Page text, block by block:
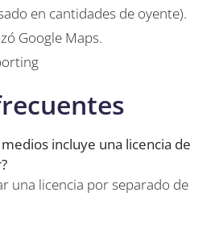
en cantidades de oyente).
Google Maps.
incluye una licencia de
una licencia por separado de